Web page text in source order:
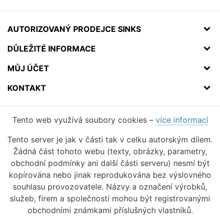
AUTORIZOVANÝ PRODEJCE SINKS
DŮLEŽITÉ INFORMACE
MŮJ ÚČET
KONTAKT
Tento web využívá soubory cookies – více informací
Tento server je jak v části tak v celku autorským dílem.
Žádná část tohoto webu (texty, obrázky, parametry,
obchodní podmínky ani další části serveru) nesmí být
kopírována nebo jinak reprodukována bez výslovného
souhlasu provozovatele. Názvy a označení výrobků,
služeb, firem a společností mohou být registrovanými
obchodními známkami příslušných vlastníků.